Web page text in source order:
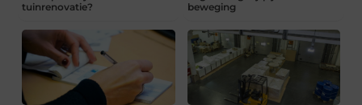
tuinrenovatie?
beweging